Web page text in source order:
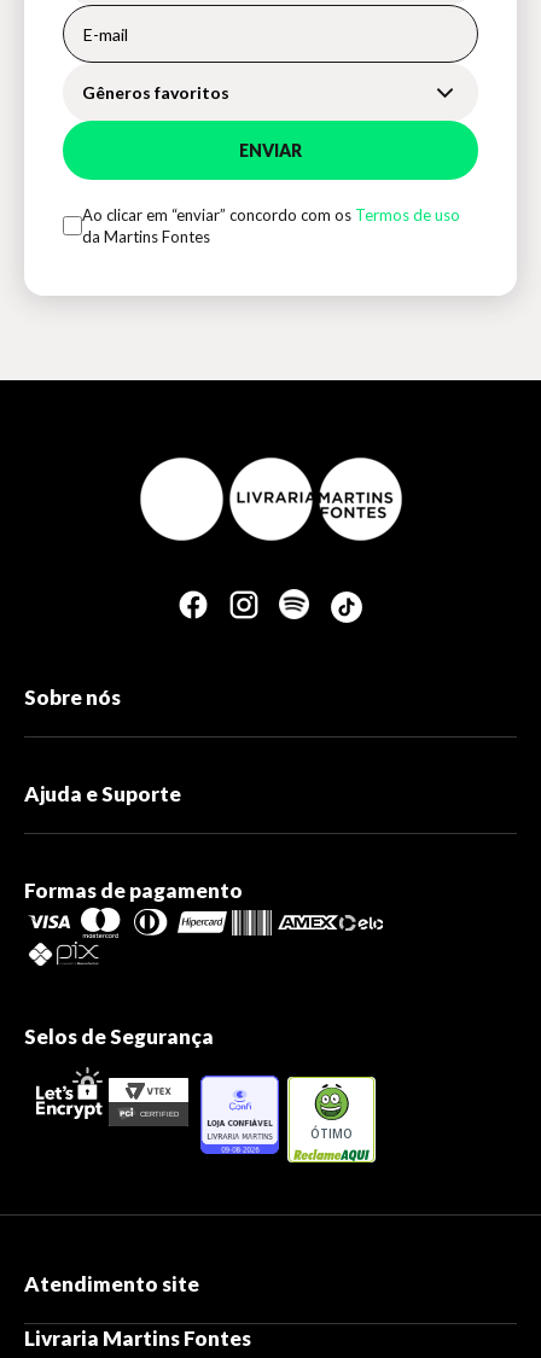
Gêneros favoritos
ENVIAR
Ao clicar em “enviar” concordo com os Termos de uso
da Martins Fontes
Sobre nós
Ajuda e Suporte
Formas de pagamento
Selos de Segurança
ÓTIMO
Atendimento site
Livraria Martins Fontes